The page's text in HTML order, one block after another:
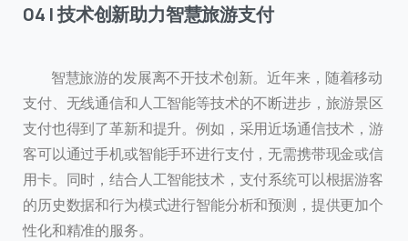
04 | 技术创新助力智慧旅游支付
智慧旅游的发展离不开技术创新。近年来，随着移动
支付、无线通信和人工智能等技术的不断进步，旅游景区
支付也得到了革新和提升。例如，采用近场通信技术，游
客可以通过手机或智能手环进行支付，无需携带现金或信
用卡。同时，结合人工智能技术，支付系统可以根据游客
的历史数据和行为模式进行智能分析和预测，提供更加个
性化和精准的服务。